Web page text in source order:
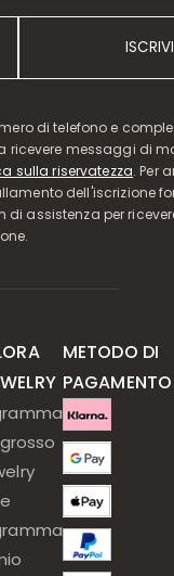
di telefono e
ricevere messaggi di
sulla riservatezza. Per
dell'iscrizione
assistenza per
METODO DI
PAGAMENTO